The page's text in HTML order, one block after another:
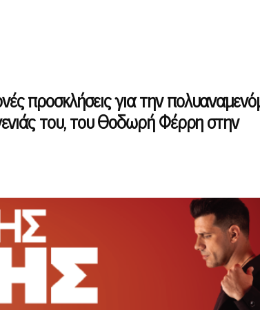
προσκλήσεις για την
του, του Θοδωρή Φέρρη στην